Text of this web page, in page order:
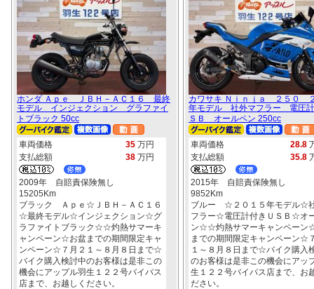
ホンダ Ａｐｅ ＪＢＨ－ＡＣ１６ 最終
モデル インジェクション グラファイ
トブラック 50cc
車両価格 35 万円
支払総額
38 万円
2009年 自賠責保険無し
15205Km
ブラック Ａｐｅ☆ＪＢＨ－ＡＣ１６
☆最終モデル☆インジェクション☆グ
ラファイトブラック☆☆灼熱サマーキ
ャンペーン☆お盆までの期間限定キャ
ンペーン☆７月２１～８月８日まで☆
バイク購入検討中のお客様は是非この
機会にアップル羽生１２２号バイパス
店まで、お越しください。
カワサキ Ｎｉｎｊａ ２５０
年モデル 社外マフラー 電圧
ＳＢ オールペン 250cc
車両価格 28.8
支払総額
35.8
2015年 自賠責保険無し
9852Km
ブルー ☆２０１５年モデル☆
フラー☆電圧計付きＵＳＢ☆オ
ン☆☆灼熱サマーキャンペーン
までの期間限定キャンペーン☆
１～８月８日まで☆バイク購入
のお客様は是非この機会にアッ
生１２２号バイパス店まで、お
ださい。